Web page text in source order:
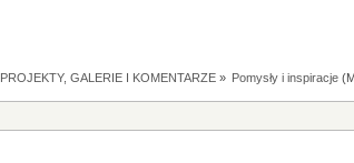
PROJEKTY, GALERIE I KOMENTARZE » Pomysły i inspiracje